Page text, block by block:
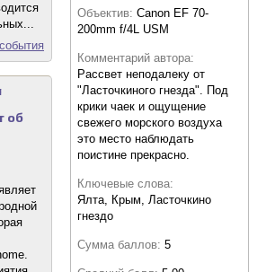
события
об
Объектив: Canon EF 70-
200mm f/4L USM
Комментарий автора:
Рассвет неподалеку от
"Ласточкиного гнезда". Под
крики чаек и ощущение
свежего морского воздуха
это место наблюдать
поистине прекрасно.
Ключевые слова:
Ялта, Крым, Ласточкино
гнездо
Сумма баллов: 5